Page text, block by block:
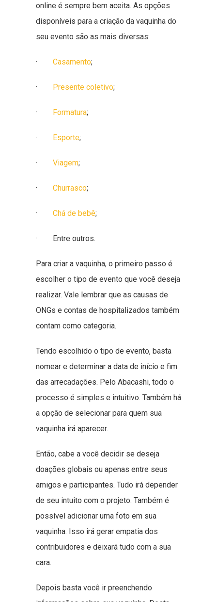
online é sempre bem aceita. As opções
disponíveis para a criação da vaquinha do
seu evento são as mais diversas:
· Casamento;
· Presente coletivo;
· Formatura;
· Esporte;
· Viagem;
· Churrasco;
· Chá de bebê;
· Entre outros.
Para criar a vaquinha, o primeiro passo é
escolher o tipo de evento que você deseja
realizar. Vale lembrar que as causas de
ONGs e contas de hospitalizados também
contam como categoria.
Tendo escolhido o tipo de evento, basta
nomear e determinar a data de início e fim
das arrecadações. Pelo Abacashi, todo o
processo é simples e intuitivo. Também há
a opção de selecionar para quem sua
vaquinha irá aparecer.
Então, cabe a você decidir se deseja
doações globais ou apenas entre seus
amigos e participantes. Tudo irá depender
de seu intuito com o projeto. Também é
possível adicionar uma foto em sua
vaquinha. Isso irá gerar empatia dos
contribuidores e deixará tudo com a sua
cara.
Depois basta você ir preenchendo